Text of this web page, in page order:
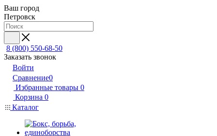
Ваш город
Петровск
8 (800) 550-68-50
Заказать звонок
Войти
Сравнение0
Избранные товары 0
Корзина 0
Каталог